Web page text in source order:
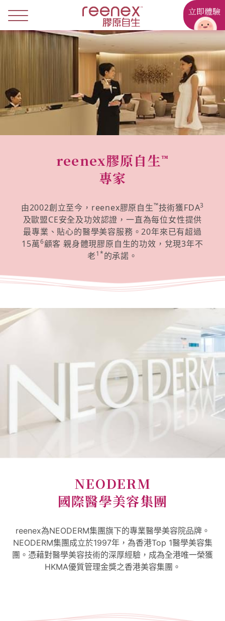
立即體驗
reenex膠原自生™
專家
由2002創立至今，reenex膠原自生™技術獲FDA3
及歐盟CE安全及功效認證，一直為每位女性提供
最專業、貼心的醫學美容服務。20年來已有超過
15萬6顧客 親身體現膠原自生的功效，兌現3年不
老1*的承諾。
NEODERM
國際醫學美容集團
reenex為NEODERM集團旗下的專業醫學美容院品牌。
NEODERM集團成立於1997年，為香港Top 1醫學美容集
團。憑藉對醫學美容技術的深厚經驗，成為全港唯一榮獲
HKMA優質管理金獎之香港美容集團。